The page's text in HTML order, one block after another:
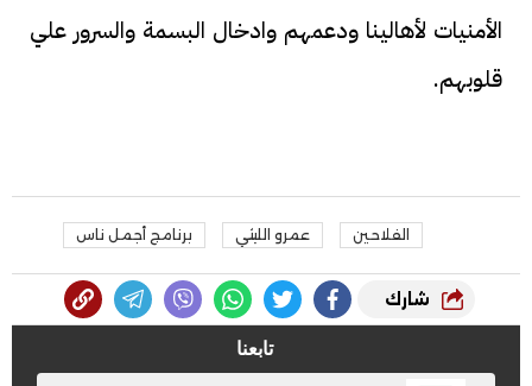
الأمنيات لأهالينا ودعمهم وادخال البسمة والسرور علي
قلوبهم.
الفلاحين عمرو الليثي برنامج أجمل ناس
شارك
تابعنا